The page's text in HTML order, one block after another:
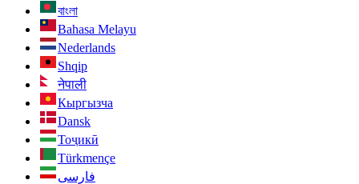
বাংলা
Bahasa Melayu
Nederlands
Shqip
नेपाली
Кыргызча
Dansk
Тоҷикӣ
Türkmençe
فارسی